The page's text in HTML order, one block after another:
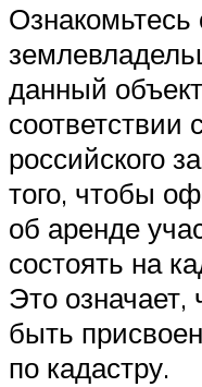
данный
соответствии
российского
того, чтобы
об аренде
состоять на
Это означает,
быть
по кадастру.